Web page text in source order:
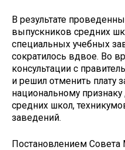
В результате
выпускников средних
специальных учебных
сократилось вдвое. Во
консультации с
и решил отменить плату
национальному
средних школ,
заведений.
Постановлением